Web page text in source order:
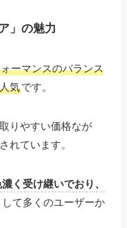
」の魅力
ーマンスのバランス
気です。
りやすい価格なが
れています。
く受け継いでおり、
して多くのユーザーか